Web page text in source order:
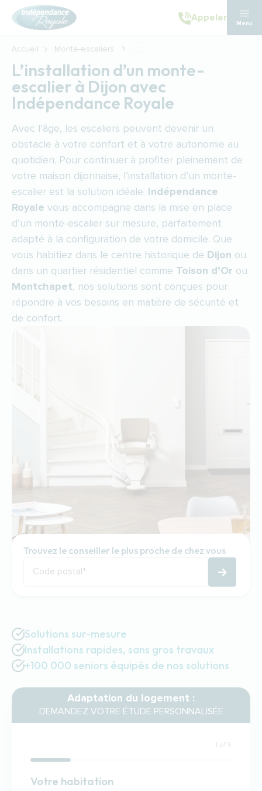
Aller au contenu principal
Appeler
Menu
Accueil Monte-escaliers ...
L’installation d’un monte-
escalier à Dijon avec
Indépendance Royale
Avec l’âge, les escaliers peuvent devenir un
obstacle à votre confort et à votre autonomie au
quotidien. Pour continuer à profiter pleinement de
votre maison dijonnaise, l’installation d’un monte-
escalier est la solution idéale. Indépendance
Royale vous accompagne dans la mise en place
d’un monte-escalier sur mesure, parfaitement
adapté à la configuration de votre domicile. Que
vous habitiez dans le centre historique de Dijon ou
dans un quartier résidentiel comme Toison d’Or ou
Montchapet, nos solutions sont conçues pour
répondre à vos besoins en matière de sécurité et
de confort.
Trouvez le conseiller le plus proche de chez vous
Code postal*
Solutions sur-mesure
Installations rapides, sans gros travaux
+100 000 seniors équipés de nos solutions
Adaptation du logement :
DEMANDEZ VOTRE ÉTUDE PERSONNALISÉE
1 of 5
Habitation
Votre habitation